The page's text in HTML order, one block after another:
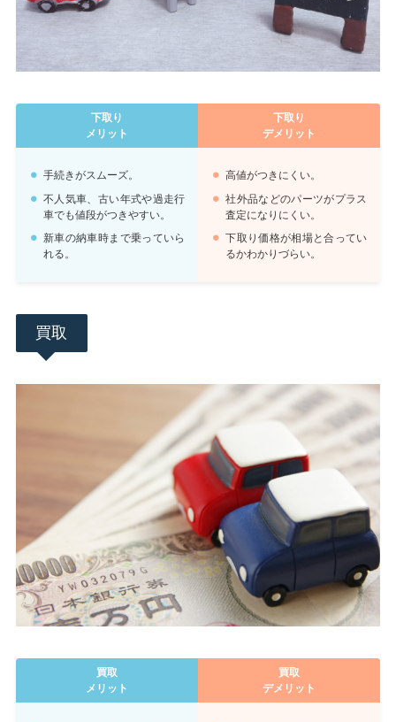
下取り
メリット
下取り
デメリット
手続きがスムーズ。
不人気車、古い年式や過走行
車でも値段がつきやすい。
新車の納車時まで乗っていら
れる。
高値がつきにくい。
社外品などのパーツがプラス
査定になりにくい。
下取り価格が相場と合ってい
るかわかりづらい。
買取
買取
メリット
買取
デメリット